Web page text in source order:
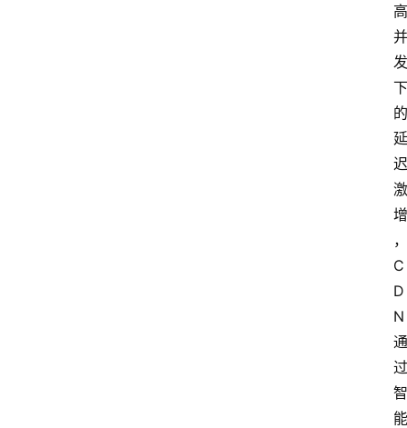
高
并
发
下
的
延
迟
激
增
，
C
D
N
通
过
智
能